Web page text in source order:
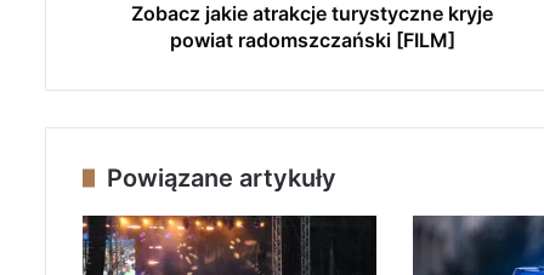
t
k
c
j
e
t
Zobacz jakie atrakcje turystyczne kryje
powiat radomszczański [FILM]
Powiązane artykuły